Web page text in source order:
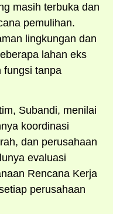
masih terbuka dan
pemulihan.
lingkungan dan
lahan eks
fungsi tanpa
Subandi, menilai
koordinasi
dan perusahaan
evaluasi
Rencana Kerja
perusahaan